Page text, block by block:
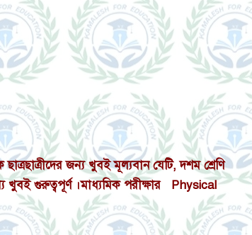
জন্য খুবই মূল্যবান যেটি, দশম শ্রেণি
খুবই গুরুত্বপূর্ণ ।মাধ্যমিক পরীক্ষার Physical